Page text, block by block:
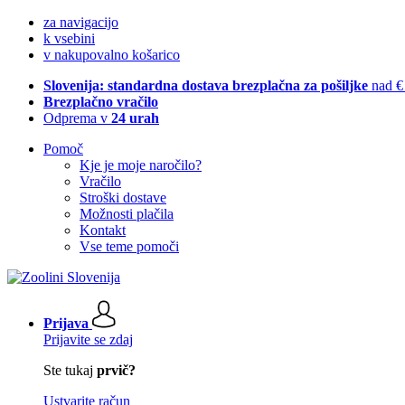
za navigacijo
k vsebini
v nakupovalno košarico
Slovenija: standardna dostava brezplačna za pošiljke nad
Brezplačno vračilo
Odprema v 24 urah
Pomoč
Kje je moje naročilo?
Vračilo
Stroški dostave
Možnosti plačila
Kontakt
Vse teme pomoči
Prijava
Prijavite se zdaj
Ste tukaj prvič?
Ustvarite račun